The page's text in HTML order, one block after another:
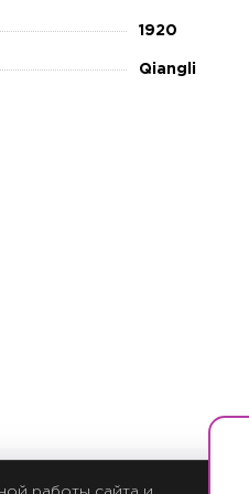
1920
Qiangli